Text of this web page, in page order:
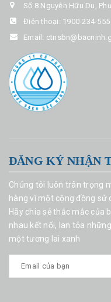
Số 8 Nguyễn Hữu Du,
Điện thoại: 1900-234-555
Email:
ĐĂNG KÝ NHẬN
Chúng tôi luôn trân trọng
hàng vì một cộng đồng sử
Hãy chia sẻ thắc mắc của
nhau kết nối, lan tỏa
một tương lai xanh